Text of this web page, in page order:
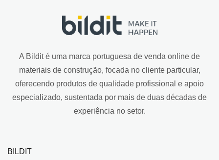
A Bildit é uma marca portuguesa de venda online de
materiais de construção, focada no cliente particular,
oferecendo produtos de qualidade profissional e apoio
especializado, sustentada por mais de duas décadas de
experiência no setor.
BILDIT